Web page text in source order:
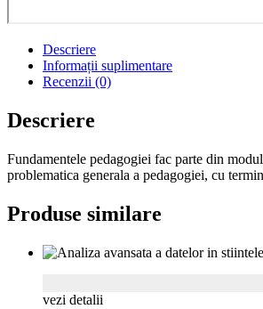
Descriere
Informații suplimentare
Recenzii (0)
Descriere
Fundamentele pedagogiei fac parte din
problematica generala a pedagogiei, cu
Produse similare
vezi detalii